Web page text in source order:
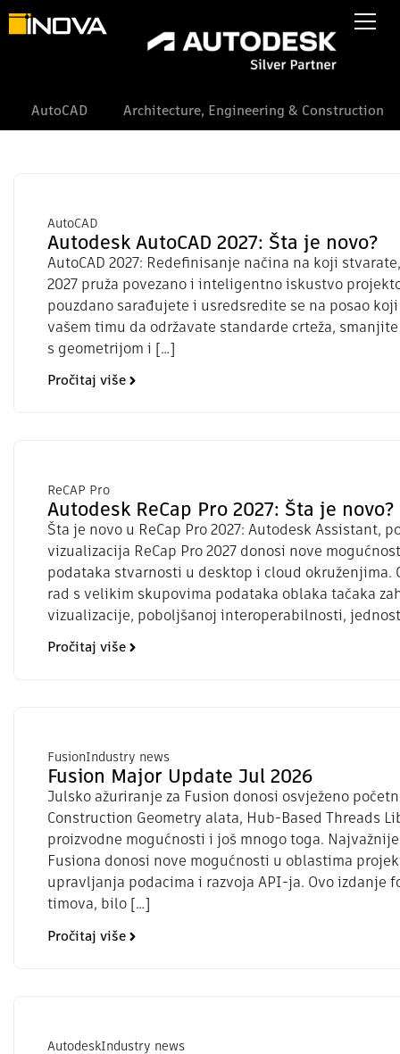
AutoCAD Architecture, Engineering & Construction
AutoCAD
Autodesk AutoCAD 2027: Šta je novo?
AutoCAD 2027: Redefinisanje načina na koji
2027 pruža povezano i inteligentno iskustvo
pouzdano sarađujete i usredsredite se na posao
vašem timu da održavate standarde crteža,
s geometrijom i […]
Pročitaj više
ReCAP Pro
Autodesk ReCap Pro 2027: Šta je novo?
Šta je novo u ReCap Pro 2027: Autodesk Assistant,
vizualizacija ReCap Pro 2027 donosi nove
podataka stvarnosti u desktop i cloud
rad s velikim skupovima podataka oblaka tačaka
vizualizacije, poboljšanoj interoperabilnosti,
Pročitaj više
FusionIndustry news
Fusion Major Update Jul 2026
Julsko ažuriranje za Fusion donosi osvježeno
Construction Geometry alata, Hub-Based Threads
proizvodne mogućnosti i još mnogo toga.
Fusiona donosi nove mogućnosti u oblastima
upravljanja podacima i razvoja API-ja. Ovo izdanje
timova, bilo […]
Pročitaj više
AutodeskIndustry news